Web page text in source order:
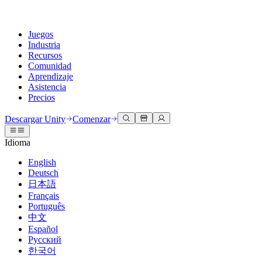
Juegos
Industria
Recursos
Comunidad
Aprendizaje
Asistencia
Precios
Motor de Unity
Crea juegos 2D y 3D para cualquier plataforma
Colaboración
Colabora e itera rápidamente con tu equipo
Descargar Unity
Planes y precios
Implementar
Multiplataforma
Colaboración 3D
Construye y revisa proyectos 3D en tiempo real
Capacitación envolvente
Capacitación en entornos envolventes
Experiencias del cliente
Crea experiencias interactivas en 3D
Industrias
Fabricación
Documentación
Herramientas para desarrolladores
Versiones de lanzamiento y rastreador de problemas
Hoja de ruta
Revisar características próximas
Glosario
Discusiones
Eventos
Eventos globales y locales
Historias de la comunidad
Hecho con Unity
Presentando a los creadores de Unity
Unity Learn
Domina las habilidades de Unity de forma gratuita
Capacitación profesional
Mejora tu equipo con entrenadores de Unity
¿No tienes experiencia con Unity?
Primeros pasos
Pon en marcha tu aprendizaje
Rutas esenciales de Unity
Obtener ayuda
Ayudándote a tener éxito con Unity
Planes de éxito
Alcanza tus metas más rápido con soporte experto
PREGUNTAS FRECUENTES
Respuestas a preguntas comunes
Contáctanos
Conéctate con nuestro equipo
Descargar Unity Comenzar
Idioma
English
Deutsch
日本語
Français
Português
中文
Español
Русский
한국어